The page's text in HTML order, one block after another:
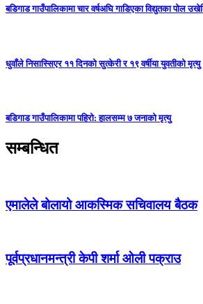
बडिगाड गाउँपालिकामा चार वर्षअघि गाडिएका विद्युतका पोल
धुवाँले निसास्सिएर ११ दिनको सुत्केरी र १९ वर्षीया युवतीको मृत्यु
बडिगाड गाउँपालिकामा पहिरो: हालसम्म ७ जनाको मृत्यु
सम्बन्धित
एमालेले बोलायो आकस्मिक सचिवालय बैठक
पूर्वप्रधानमन्त्री केपी शर्मा ओली पक्राउ